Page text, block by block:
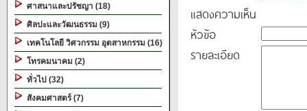
ศาสนาและปรัชญา (18)
ศิลปะและวัฒนธรรม (9)
เทคโนโลยี วิศวกรรม อุตสาหกรรม (16)
โทรคมนาคม (2)
ทั่วไป (32)
สังคมศาสตร์ (7)
แสดงความเห็น
หัวข้อ
รายละเอียด